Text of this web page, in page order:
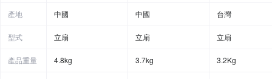
產地 中國 中國 台灣
型式 立扇 立扇 立扇
產品重量 4.8kg 3.7kg 3.2Kg